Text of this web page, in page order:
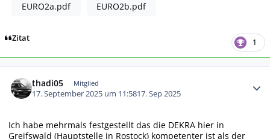
EURO2a.pdf EURO2b.pdf
Zitat 1
thadi05 Mitglied
17. September 2025 um 11:5817. Sep 2025
Ich habe mehrmals festgestellt das die DEKRA hier in
Greifswald (Hauptstelle in Rostock) kompetenter ist als der